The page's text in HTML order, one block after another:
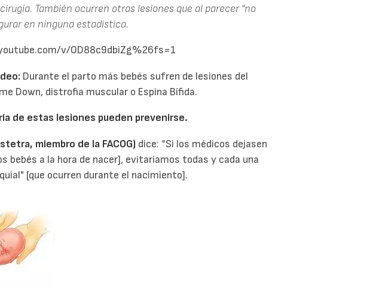
También ocurren otras lesiones que al parecer "no
en ninguna estadística.
v/OD88c9dbiZg%26fs=1
Durante el parto más bebés sufren de lesiones del
Down, distrofia muscular o Espina Bífida.
de estas lesiones pueden prevenirse.
miembro de la FACOG) dice: “Si los médicos dejasen
bebés a la hora de nacer], evitaríamos todas y cada una
[que ocurren durante el nacimiento].